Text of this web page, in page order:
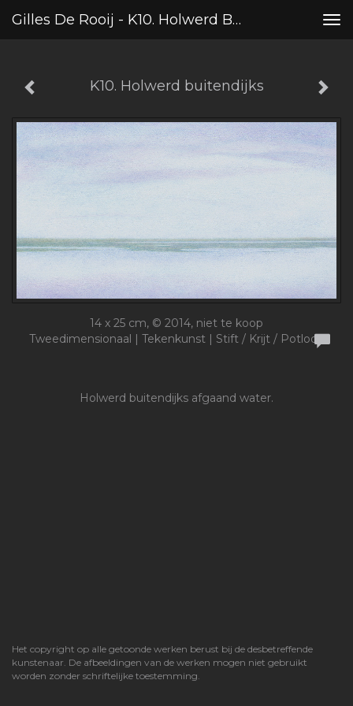
Gilles De Rooij - K10. Holwerd Buitendijks
K10. Holwerd buitendijks
14 x 25 cm, © 2014, niet te koop
Tweedimensionaal | Tekenkunst | Stift / Krijt / Potlood
Holwerd buitendijks afgaand water.
Het copyright op alle getoonde werken berust bij de desbetreffende
kunstenaar. De afbeeldingen van de werken mogen niet gebruikt
worden zonder schriftelijke toestemming.